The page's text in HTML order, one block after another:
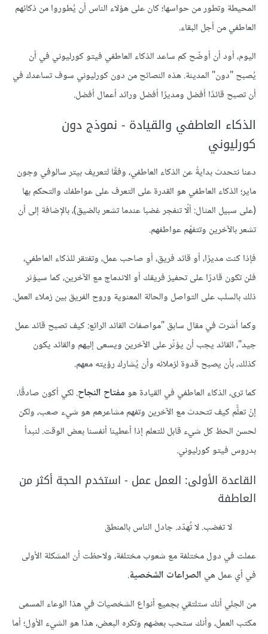
المحيطة وتطور من حواسها؛ كان على هؤلاء الناس أن يُطوروا من ذكائهم
العاطفي من أجل البقاء.
اليوم، أود أن أوضّح كم ساعد الذكاء العاطفي فيتو كورليوني في أن
يُصبح "دون" المدينة. هذه النصائح من دون كورليوني سوف تساعدك في
أن تصبح قائدًا أفضل ومديرًا أفضل ورائد أعمال أفضل.
الذكاء العاطفي والقيادة - نموذج دون
كورليوني
دعنا نتحدث بدايةً عن الذكاء العاطفي، وفقًا لتعريف بيتر سالوفي وجون
ماير؛ الذكاء العاطفي هو القدرة على التعرف على عواطفك والتحكم بها
(على سبيل المثال: ألّا تنفجر غضبا عندما تشعر بالضيق)، بالإضافة إلى أن
تشعر بالآخرين وتتفهّم عواطفهم.
فإذا كنت مديرًا، أو قائد فريق، أو صاحب عمل، وتفتقر للذكاء العاطفي،
فلن تكون قادرًا على تحفيز فريقك أو الاندماج مع الآخرين، كما سيؤثر
ذلك بالسلب على التواصل والحالة المعنوية وروح الفريق بين زملاء العمل.
وكما أشرت في مقال سابق "مواصفات القائد الرائع: كيف تصبح قائد عمل
جيد"، القائد يجب أن يؤثّر على الآخرين ويسعى إليهم والقائد يكون
كذلك، بأن يصبح قدوة لزملائه وأن يُشارك رؤيته معهم.
كما ترى، الذكاء العاطفي في القيادة هومفتاح النجاح. لكي أكون صادقًا،
إنّ تعلُّم كيف تتحدث مع الآخرين وتفهم مشاعرهم هو شيء صعب، ولكن
لحسن الحظ كل شيء قابل للتعلم إذا أعطينا أنفسنا بعض الوقت. لنبدأ
بدروس فيتو كورليوني.
القاعدة الأولى: العمل عمل - استخدم الحجة أكثر من
العاطفة
لا تغضب. لا تُهدّد. جادل الناس بالمنطق
عملت في دول مختلفة مع شعوب مختلفة، ولاحظت أن المشكلة الأولى
في أي عمل هي الصراعات الشخصية.
من الجلي أنك ستلتقي بجميع أنواع الشخصيات في هذا الوعاء المسمى
مكتب العمل، وأنك ستحب بعضهم وتكره البعض، هذا هو الشيء الأول؛ أما